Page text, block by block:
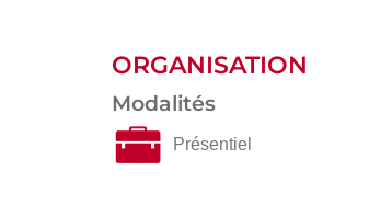
ORGANISATION
Modalités
Présentiel